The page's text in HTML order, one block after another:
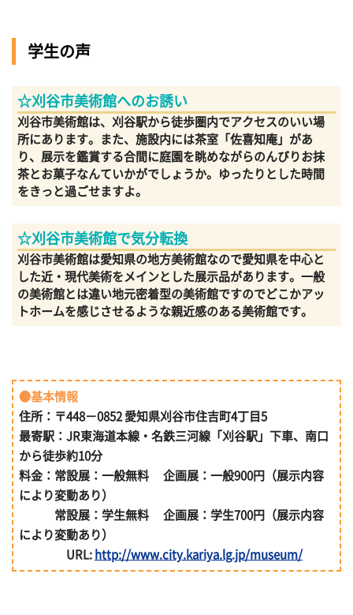
学生の声
☆刈谷市美術館へのお誘い
刈谷市美術館は、刈谷駅から徒歩圏内でアクセスのいい場
所にあります。また、施設内には茶室「佐喜知庵」があ
り、展示を鑑賞する合間に庭園を眺めながらのんびりお抹
茶とお菓子なんていかがでしょうか。ゆったりとした時間
をきっと過ごせますよ。
☆刈谷市美術館で気分転換
刈谷市美術館は愛知県の地方美術館なので愛知県を中心と
した近・現代美術をメインとした展示品があります。一般
の美術館とは違い地元密着型の美術館ですのでどこかアッ
トホームを感じさせるような親近感のある美術館です。
●基本情報
住所：〒448－0852 愛知県刈谷市住吉町4丁目5
最寄駅：JR東海道本線・名鉄三河線「刈谷駅」下車、南口
から徒歩約10分
料金：常設展：一般無料 企画展：一般900円（展示内容
により変動あり）
常設展：学生無料 企画展：学生700円（展示内容
により変動あり）
URL: http://www.city.kariya.lg.jp/museum/